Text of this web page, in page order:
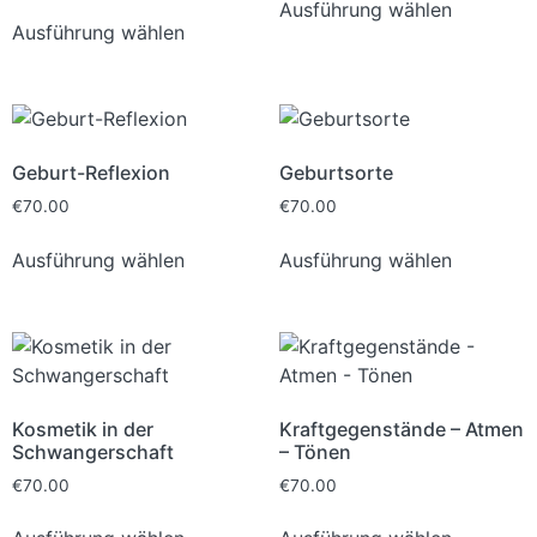
Ausführung wählen
Ausführung wählen
Geburt-Reflexion
€70.00
Ausführung wählen
Geburtsorte
€70.00
Ausführung wählen
Kosmetik in der
Schwangerschaft
€70.00
Kraftgegenstände – Atmen
– Tönen
€70.00